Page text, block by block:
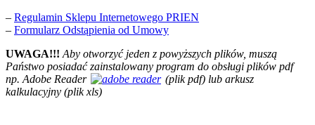
– Regulamin Sklepu Internetowego PRIEN
– Formularz Odstąpienia od Umowy
UWAGA!!! Aby otworzyć jeden z powyższych plików, muszą
Państwo posiadać zainstalowany program do obsługi plików pdf
np. Adobe Reader
(plik pdf) lub arkusz
kalkulacyjny (plik xls)